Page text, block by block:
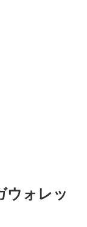
ウォレッ